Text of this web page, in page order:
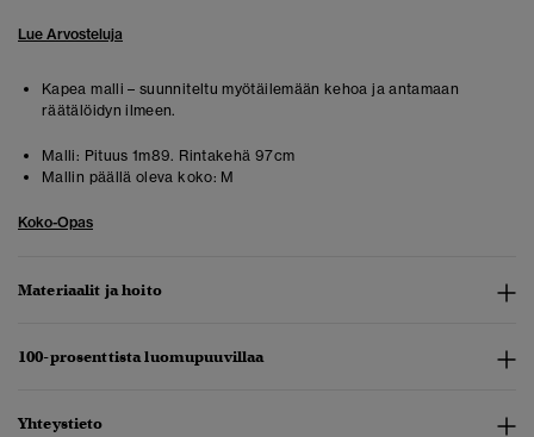
Lue Arvosteluja
Kapea malli – suunniteltu myötäilemään kehoa ja antamaan
räätälöidyn ilmeen.
Malli: Pituus 1m89. Rintakehä 97cm
Mallin päällä oleva koko: M
Koko-Opas
Materiaalit ja hoito
100-prosenttista luomupuuvillaa
Yhteystieto